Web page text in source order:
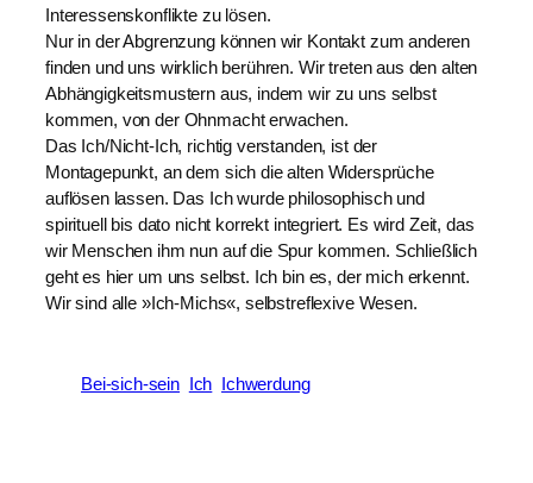
Interessenskonflikte zu lösen.
Nur in der Abgrenzung können wir Kontakt zum anderen
finden und uns wirklich berühren. Wir treten aus den alten
Abhängigkeitsmustern aus, indem wir zu uns selbst
kommen, von der Ohnmacht erwachen.
Das Ich/Nicht-Ich, richtig verstanden, ist der
Montagepunkt, an dem sich die alten Widersprüche
auflösen lassen. Das Ich wurde philosophisch und
spirituell bis dato nicht korrekt integriert. Es wird Zeit, das
wir Menschen ihm nun auf die Spur kommen. Schließlich
geht es hier um uns selbst. Ich bin es, der mich erkennt.
Wir sind alle »Ich-Michs«, selbstreflexive Wesen.
Bei-sich-sein Ich Ichwerdung